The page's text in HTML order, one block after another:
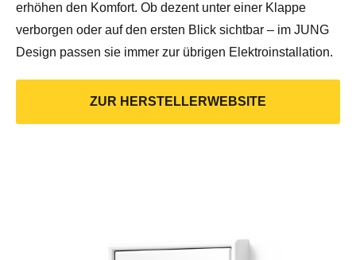
erhöhen den Komfort. Ob dezent unter einer Klappe
verborgen oder auf den ersten Blick sichtbar – im JUNG
Design passen sie immer zur übrigen Elektroinstallation.
ZUR HERSTELLERWEBSITE